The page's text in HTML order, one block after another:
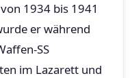
1934 bis 1941
er während
SS
im Lazarett und